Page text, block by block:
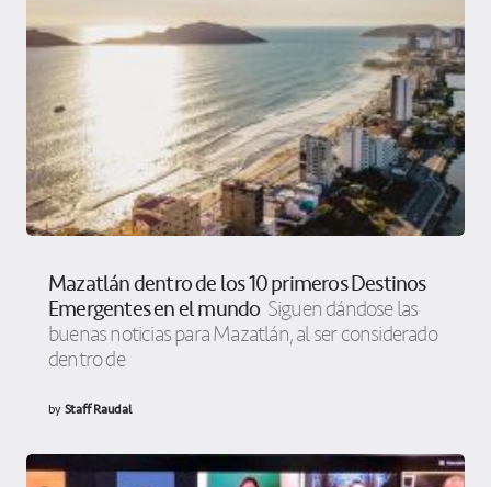
Mazatlán dentro de los 10 primeros Destinos
Emergentes en el mundo Siguen dándose las
buenas noticias para Mazatlán, al ser considerado
dentro de
byStaff Raudal